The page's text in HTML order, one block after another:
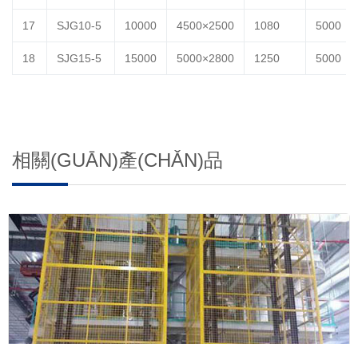
17 SJG10-5 10000 4500×2500 1080 5000
18 SJG15-5 15000 5000×2800 1250 5000
相關(GUĀN)產(CHǍN)品